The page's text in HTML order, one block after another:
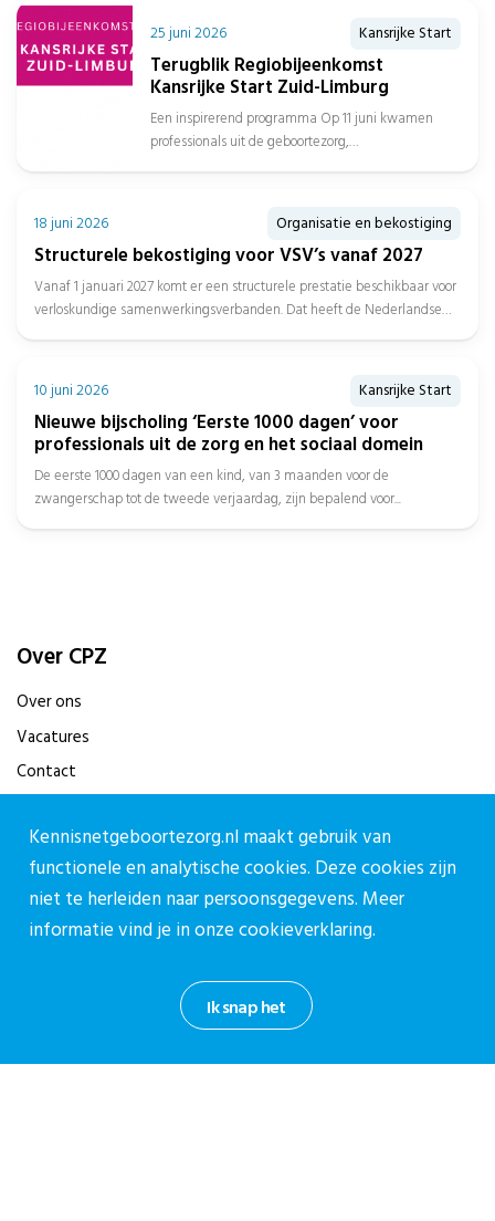
25 juni 2026 Kansrijke Start
Terugblik Regiobijeenkomst
Kansrijke Start Zuid-Limburg
Een inspirerend programma Op 11 juni kwamen
professionals uit de geboortezorg,
18 juni 2026 Organisatie en bekostiging
Structurele bekostiging voor VSV’s vanaf 2027
Vanaf 1 januari 2027 komt er een structurele prestatie beschikbaar voor
verloskundige samenwerkingsverbanden. Dat heeft de Nederlandse
10 juni 2026 Kansrijke Start
Nieuwe bijscholing ‘Eerste 1000 dagen’ voor
professionals uit de zorg en het sociaal domein
De eerste 1000 dagen van een kind, van 3 maanden voor de
zwangerschap tot de tweede verjaardag, zijn bepalend voor...
Over CPZ
Over ons
Vacatures
Contact
Contact
Contactpagina
030-27 39 786
cpz@stichtingcpz.nl
Mercatorlaan 1200, 3528 BL Utrecht
Ik snap het
Kennisnetgeboortezorg.nl maakt gebruik van
functionele en analytische cookies. Deze cookies zijn
niet te herleiden naar persoonsgegevens. Meer
informatie vind je in onzecookieverklaring.